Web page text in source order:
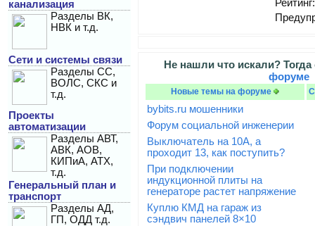
канализация
Разделы ВК,
НВК и т.д.
Сети и системы связи
Разделы СС,
ВОЛС, СКС и
т.д.
Проекты
автоматизации
Разделы АВТ,
АВК, АОВ,
КИПиА, АТХ,
т.д.
Генеральный план и
транспорт
Разделы АД,
ГП, ОДД т.д.
Рейтинг:
Не нашли что искали?
форуме
Новые темы на форуме
bybits.ru мошенники
Форум социальной инженерии
Выключатель на 10А, а
проходит 13, как поступить?
При подключении
индукционной плиты на
генераторе растет напряжение
Куплю КМД на гараж из
сэндвич панелей 8×10